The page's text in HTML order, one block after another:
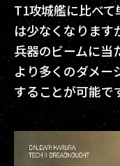
T1攻城艦に比べ
は少なくなります
兵器のビームに当
より多くのダメー
することが可能で